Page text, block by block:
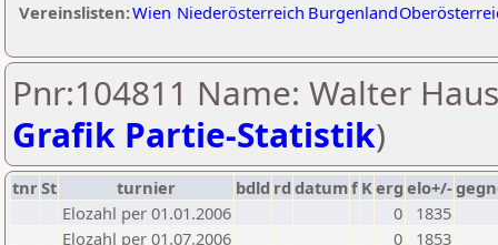
Vereinslisten:Wien Niederösterreich Burgenland
Pnr:104811 Name: Walter
Grafik Partie-Statistik)
tnrSt turnier bdld rd datumf Kerg elo+/-
Elozahl per 01.01.2006
0
1835
Elozahl per 01.07.2006
0
1853